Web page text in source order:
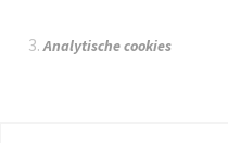
Analytische cookies